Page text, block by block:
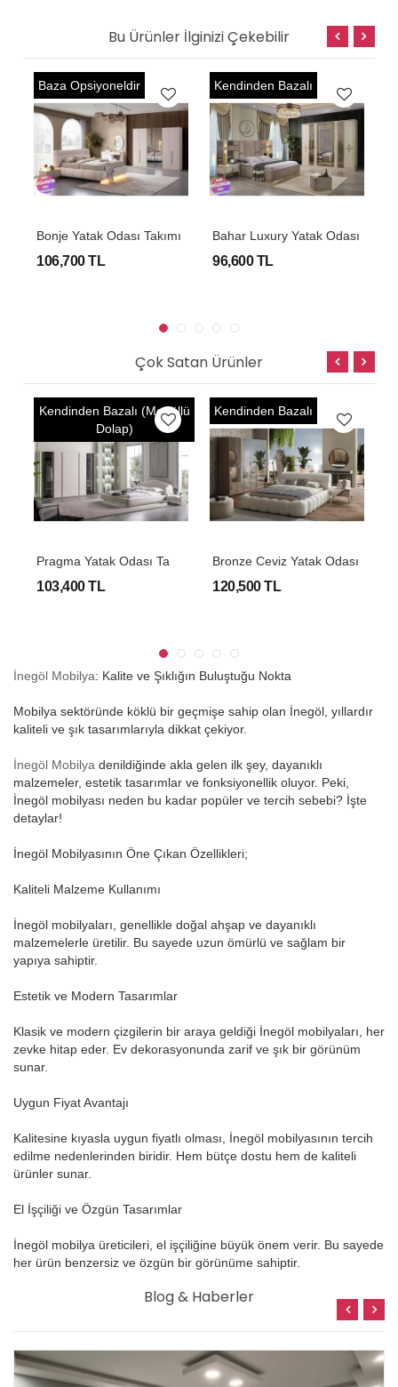
Bu Ürünler İlginizi Çekebilir
Baza Opsiyoneldir
Bonje Yatak Odası Takımı
106,700 TL
Kendinden Bazalı
Bahar Luxury Yatak Odası
96,600 TL
Çok Satan Ürünler
Kendinden Bazalı (Modüllü
Dolap)
103,400 TL
Kendinden Bazalı
Bronze Ceviz Yatak Odası
120,500 TL
İnegöl Mobilya: Kalite ve Şıklığın Buluştuğu Nokta
Mobilya sektöründe köklü bir geçmişe sahip olan İnegöl, yıllardır
kaliteli ve şık tasarımlarıyla dikkat çekiyor.
İnegöl Mobilya denildiğinde akla gelen ilk şey, dayanıklı
malzemeler, estetik tasarımlar ve fonksiyonellik oluyor. Peki,
İnegöl mobilyası neden bu kadar popüler ve tercih sebebi? İşte
detaylar!
İnegöl Mobilyasının Öne Çıkan Özellikleri;
Kaliteli Malzeme Kullanımı
İnegöl mobilyaları, genellikle doğal ahşap ve dayanıklı
malzemelerle üretilir. Bu sayede uzun ömürlü ve sağlam bir
yapıya sahiptir.
Estetik ve Modern Tasarımlar
Klasik ve modern çizgilerin bir araya geldiği İnegöl mobilyaları, her
zevke hitap eder. Ev dekorasyonunda zarif ve şık bir görünüm
sunar.
Uygun Fiyat Avantajı
Kalitesine kıyasla uygun fiyatlı olması, İnegöl mobilyasının tercih
edilme nedenlerinden biridir. Hem bütçe dostu hem de kaliteli
ürünler sunar.
El İşçiliği ve Özgün Tasarımlar
İnegöl mobilya üreticileri, el işçiliğine büyük önem verir. Bu sayede
her ürün benzersiz ve özgün bir görünüme sahiptir.
Blog & Haberler